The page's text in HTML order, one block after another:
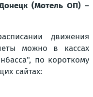
(Мотель ОП) –
движения
можно в кассах
по короткому
сайтах: